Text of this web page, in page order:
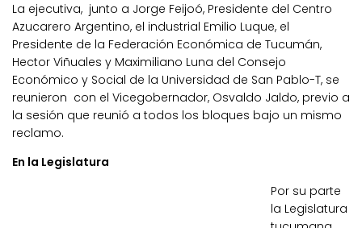
La ejecutiva, junto a Jorge Feijoó, Presidente del Centro
Azucarero Argentino, el industrial Emilio Luque, el
Presidente de la Federación Económica de Tucumán,
Hector Viñuales y Maximiliano Luna del Consejo
Económico y Social de la Universidad de San Pablo-T, se
reunieron con el Vicegobernador, Osvaldo Jaldo, previo a
la sesión que reunió a todos los bloques bajo un mismo
reclamo.
En la Legislatura
Por su parte
la Legislatura